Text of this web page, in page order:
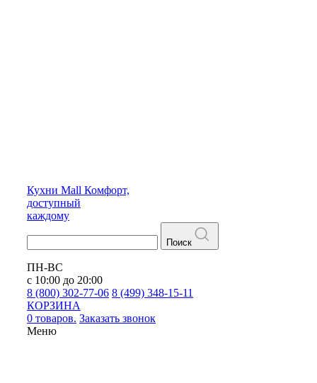
Кухни Mall Комфорт,
доступный
каждому
Поиск
ПН-ВС
с 10:00 до 20:00
8 (800) 302-77-06 8 (499) 348-15-11
КОРЗИНА
0 товаров. Заказать звонок
Меню